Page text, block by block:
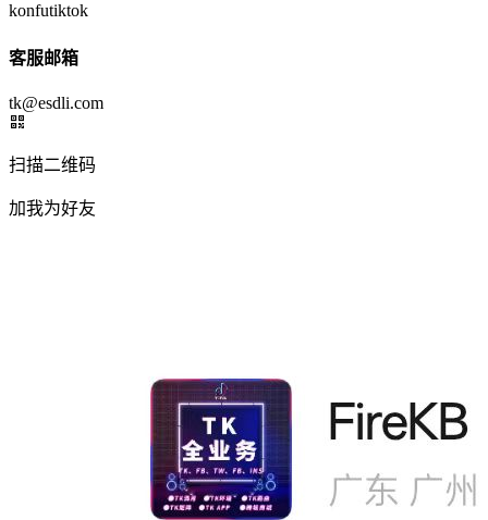
konfutiktok
客服邮箱
tk@esdli.com
扫描二维码
加我为好友